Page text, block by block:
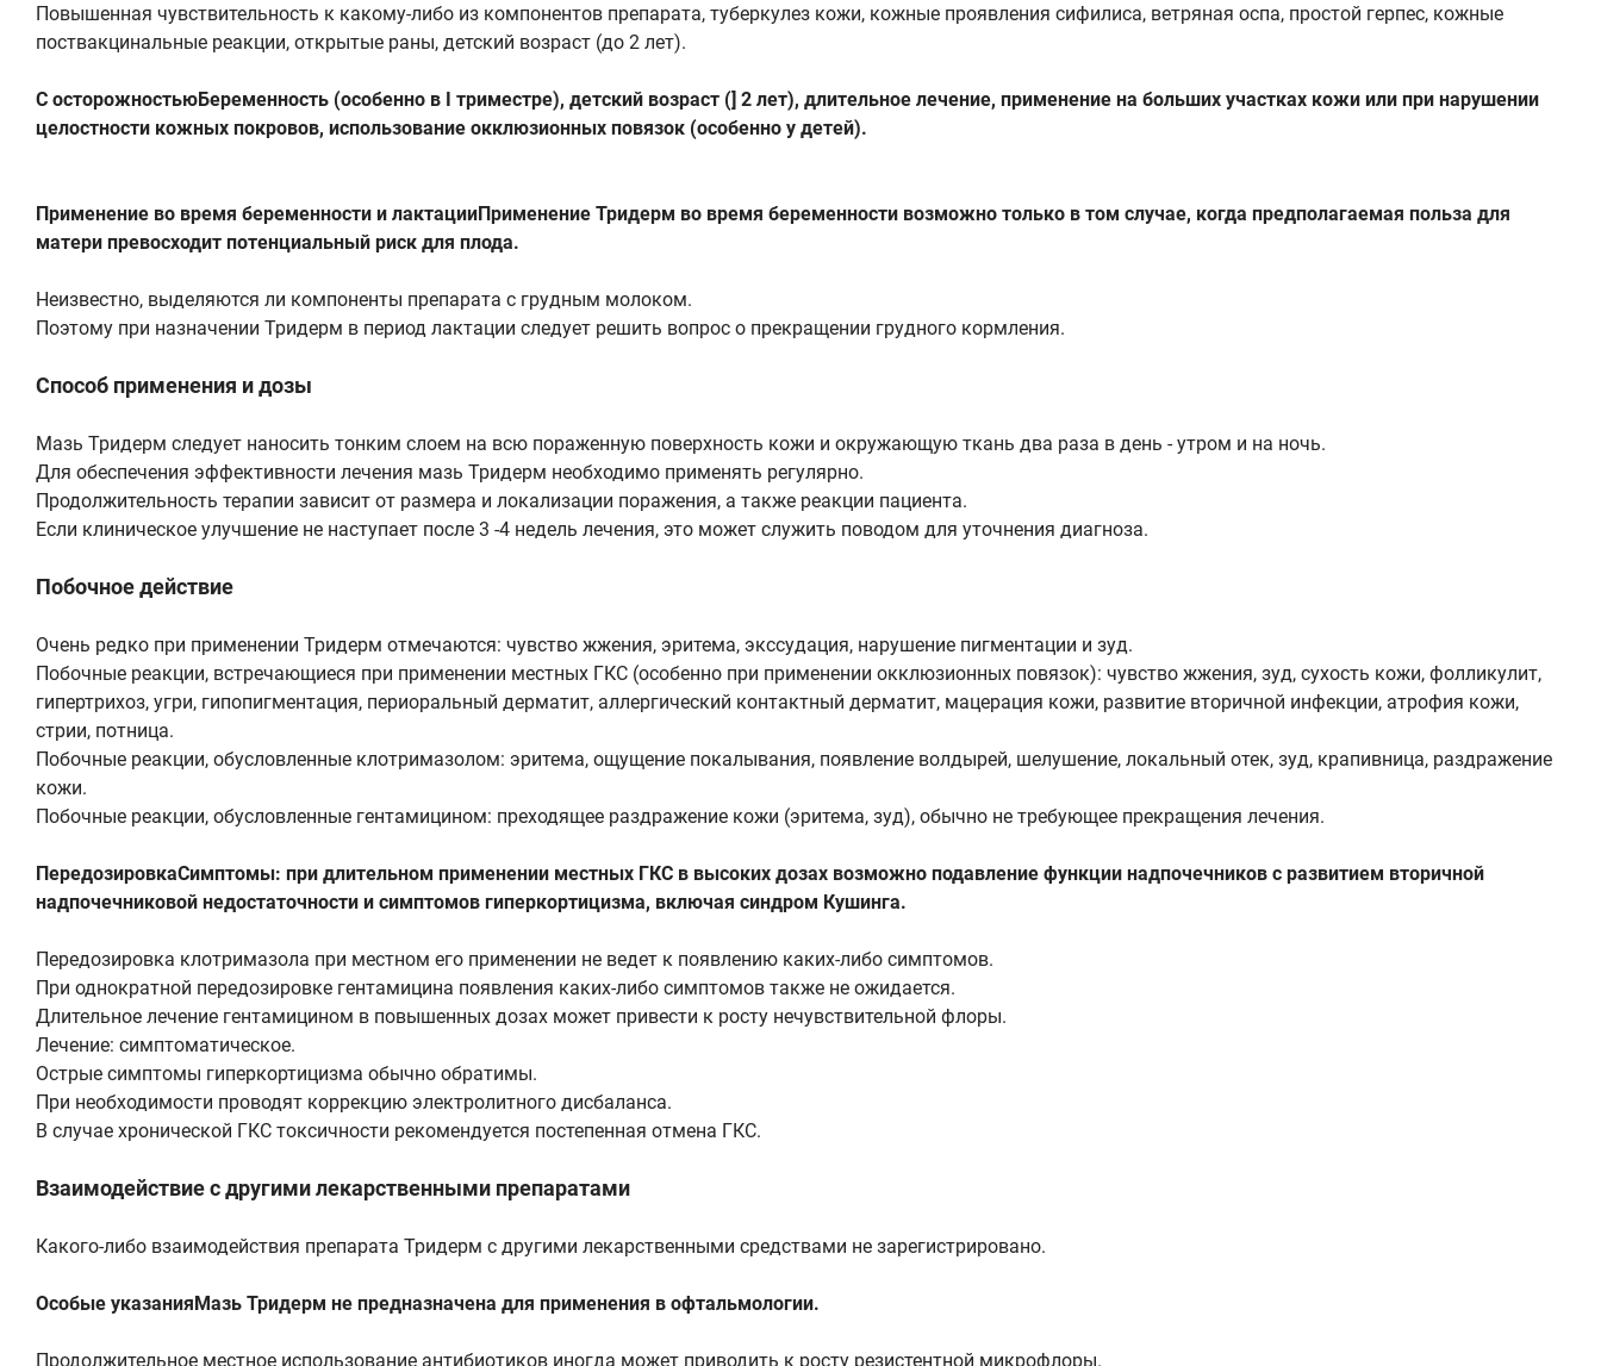
Повышенная чувствительность к какому-либо из компонентов препарата, туберкулез кожи, кожные проявления сифилиса, ветряная оспа, простой герпес, кожные
поствакцинальные реакции, открытые раны, детский возраст (до 2 лет).
С осторожностьюБеременность (особенно в I триместре), детский возраст (] 2 лет), длительное лечение, применение на больших участках кожи или при нарушении
целостности кожных покровов, использование окклюзионных повязок (особенно у детей).
Применение во время беременности и лактацииПрименение Тридерм во время беременности возможно только в том случае, когда предполагаемая польза для
матери превосходит потенциальный риск для плода.
Неизвестно, выделяются ли компоненты препарата с грудным молоком.
Поэтому при назначении Тридерм в период лактации следует решить вопрос о прекращении грудного кормления.
Способ применения и дозы
Мазь Тридерм следует наносить тонким слоем на всю пораженную поверхность кожи и окружающую ткань два раза в день - утром и на ночь.
Для обеспечения эффективности лечения мазь Тридерм необходимо применять регулярно.
Продолжительность терапии зависит от размера и локализации поражения, а также реакции пациента.
Если клиническое улучшение не наступает после 3 -4 недель лечения, это может служить поводом для уточнения диагноза.
Побочное действие
Очень редко при применении Тридерм отмечаются: чувство жжения, эритема, экссудация, нарушение пигментации и зуд.
Побочные реакции, встречающиеся при применении местных ГКС (особенно при применении окклюзионных повязок): чувство жжения, зуд, сухость кожи, фолликулит,
гипертрихоз, угри, гипопигментация, периоральный дерматит, аллергический контактный дерматит, мацерация кожи, развитие вторичной инфекции, атрофия кожи,
стрии, потница.
Побочные реакции, обусловленные клотримазолом: эритема, ощущение покалывания, появление волдырей, шелушение, локальный отек, зуд, крапивница, раздражение
кожи.
Побочные реакции, обусловленные гентамицином: преходящее раздражение кожи (эритема, зуд), обычно не требующее прекращения лечения.
ПередозировкаСимптомы: при длительном применении местных ГКС в высоких дозах возможно подавление функции надпочечников с развитием вторичной
надпочечниковой недостаточности и симптомов гиперкортицизма, включая синдром Кушинга.
Передозировка клотримазола при местном его применении не ведет к появлению каких-либо симптомов.
При однократной передозировке гентамицина появления каких-либо симптомов также не ожидается.
Длительное лечение гентамицином в повышенных дозах может привести к росту нечувствительной флоры.
Лечение: симптоматическое.
Острые симптомы гиперкортицизма обычно обратимы.
При необходимости проводят коррекцию электролитного дисбаланса.
В случае хронической ГКС токсичности рекомендуется постепенная отмена ГКС.
Взаимодействие с другими лекарственными препаратами
Какого-либо взаимодействия препарата Тридерм с другими лекарственными средствами не зарегистрировано.
Особые указанияМазь Тридерм не предназначена для применения в офтальмологии.
Продолжительное местное использование антибиотиков иногда может приводить к росту резистентной микрофлоры.